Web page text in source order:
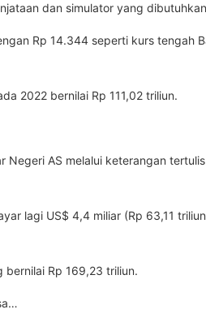
dan simulator yang
Rp 14.344 seperti kurs tengah
2022 bernilai Rp 111,02 triliun.
AS melalui keterangan
lagi US$ 4,4 miliar (Rp 63,11
Rp 169,23 triliun.